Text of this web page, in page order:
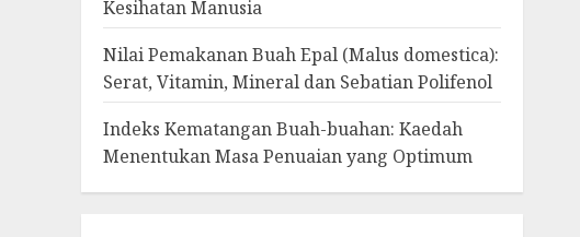
Kesihatan Manusia
Nilai Pemakanan Buah Epal (Malus domestica):
Serat, Vitamin, Mineral dan Sebatian Polifenol
Indeks Kematangan Buah-buahan: Kaedah
Menentukan Masa Penuaian yang Optimum